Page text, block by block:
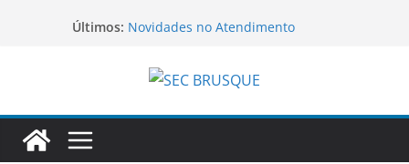
Últimos: Novidades no Atendimento
Lançamento do APP SEC BRUSQUE